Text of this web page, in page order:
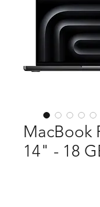
MacBook
14" - 18